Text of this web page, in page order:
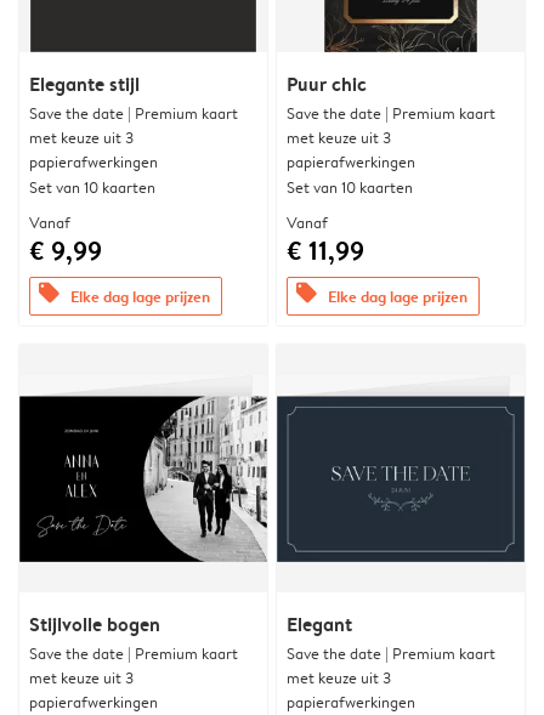
Elegante stijl
Save the date | Premium kaart
met keuze uit 3
papierafwerkingen
Set van 10 kaarten
Vanaf
€ 9,99
offers Elke dag lage prijzen
Puur chic
Save the date | Premium kaart
met keuze uit 3
papierafwerkingen
Set van 10 kaarten
Vanaf
€ 11,99
offers Elke dag lage prijzen
Stijlvolle bogen
Save the date | Premium kaart
met keuze uit 3
papierafwerkingen
Elegant
Save the date | Premium kaart
met keuze uit 3
papierafwerkingen